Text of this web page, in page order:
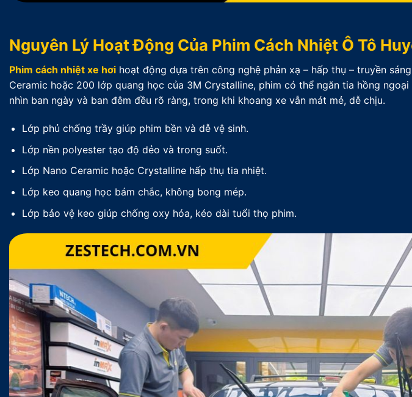
Nguyên Lý Hoạt Động Của Phim Cách Nhiệt Ô Tô
Phim cách nhiệt xe hơi hoạt động dựa trên công nghệ phản xạ – hấp thụ – truyền
Ceramic hoặc 200 lớp quang học của 3M Crystalline, phim có thể ngăn tia hồng
nhìn ban ngày và ban đêm đều rõ ràng, trong khi khoang xe vẫn mát mẻ, dễ chịu.
Lớp phủ chống trầy giúp phim bền và dễ vệ sinh.
Lớp nền polyester tạo độ dẻo và trong suốt.
Lớp Nano Ceramic hoặc Crystalline hấp thụ tia nhiệt.
Lớp keo quang học bám chắc, không bong mép.
Lớp bảo vệ keo giúp chống oxy hóa, kéo dài tuổi thọ phim.